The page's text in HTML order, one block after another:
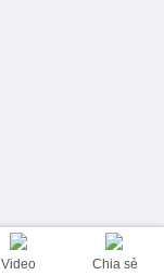
Video Chia sẻ